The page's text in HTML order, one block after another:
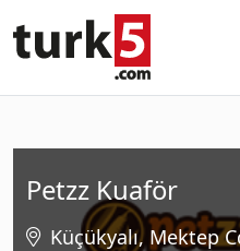
Petzz Kuaför
Küçükyalı, Mektep